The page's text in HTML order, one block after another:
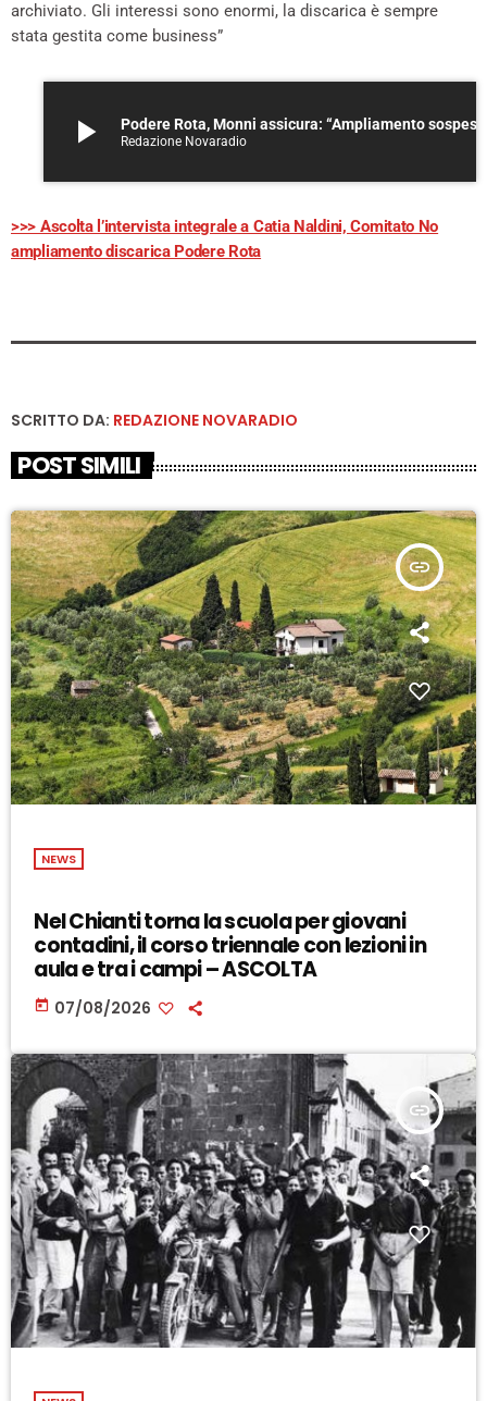
archiviato. Gli interessi sono enormi, la discarica è sempre
stata gestita come business”
play_arrow Redazione Novaradio
>>> Ascolta l’intervista integrale a Catia Naldini, Comitato No
ampliamento discarica Podere Rota
SCRITTO DA: REDAZIONE NOVARADIO
POST SIMILI
insert_link
NEWS
Nel Chianti torna la scuola per giovani
contadini, il corso triennale con lezioni in
aula e tra i campi – ASCOLTA
today 07/08/2026
insert_link